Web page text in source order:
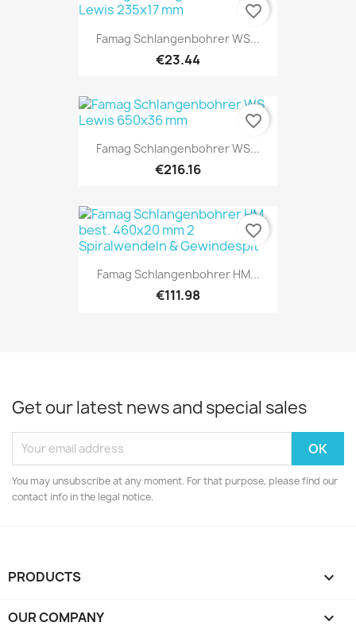
Famag Schlangenbohrer WS...
€23.44
favorite_border
Famag Schlangenbohrer WS...
€216.16
favorite_border
Famag Schlangenbohrer HM...
€111.98
favorite_border
Get our latest news and special sales
You may unsubscribe at any moment. For that purpose, please find our
contact info in the legal notice.
PRODUCTS 
OUR COMPANY 